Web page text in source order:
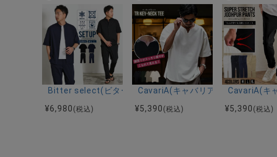
Bitter select(ビターセレクト)接触冷感スーパーストレッ
¥6,980 (税込)
CavariA(キャバリア)キーネック半
¥5,390 (税込)
CavariA(キ
¥5,390 (税込)